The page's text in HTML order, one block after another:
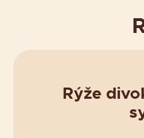
Rýže